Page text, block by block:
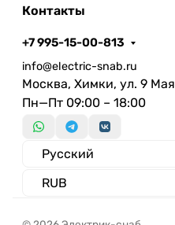
Контакты
+7 995-15-00-813
info@electric-snab.ru
Москва, Химки, ул. 9
Пн—Пт 09:00 – 18:00